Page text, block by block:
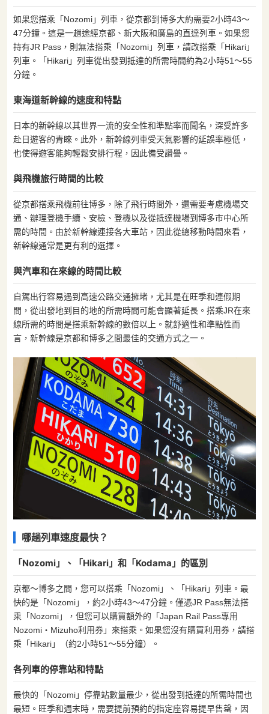
如果您搭乘「Nozomi」列車，從京都到博多大約需要2小時43〜
47分鐘。這是一趟途經京都、新大阪和廣島的直達列車。如果您
持有JR Pass，則無法搭乘「Nozomi」列車，請改搭乘「Hikari」
列車。「Hikari」列車從出發到抵達的所需時間約為2小時51〜55
分鐘。
東海道新幹線的速度和特點
日本的新幹線以其世界一流的安全性和準點率而聞名，深受許多
赴日遊客的青睞。此外，新幹線列車受天氣影響的延誤率極低，
也使得遊客能夠輕鬆安排行程，因此備受讚譽。
與飛機旅行時間的比較
從京都搭乘飛機前往博多，除了飛行時間外，還需要考慮機場交
通、辦理登機手續、安檢、登機以及從抵達機場到博多市中心所
需的時間。由於新幹線連接各大車站，因此從總移動時間來看，
新幹線通常是更有利的選擇。
與汽車和在來線的時間比較
自駕出行容易遇到高速公路交通擁堵，尤其是在旺季和連假期
間，從出發地到目的地的所需時間可能會顯著延長。搭乘JR在來
線所需的時間是搭乘新幹線的數倍以上。就舒適性和準點性而
言，新幹線是京都和博多之間最佳的交通方式之一。
哪趟列車速度最快？
「Nozomi」、「Hikari」和「Kodama」的區別
京都〜博多之間，您可以搭乘「Nozomi」、「Hikari」列車。最
快的是「Nozomi」，約2小時43〜47分鐘。僅憑JR Pass無法搭
乘「Nozomi」，但您可以購買額外的「Japan Rail Pass專用
Nozomi・Mizuho利用券」來搭乘。如果您沒有購買利用券，請搭
乘「Hikari」（約2小時51〜55分鐘）。
各列車的停靠站和特點
最快的「Nozomi」停靠站數量最少，從出發到抵達的所需時間也
最短。旺季和週末時，需要提前預約的指定座容易提早售罄，因